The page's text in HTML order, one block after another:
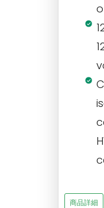
商品詳細